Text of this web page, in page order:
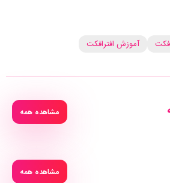
آموزش افترافکت
مشاهده همه
مشاهده همه